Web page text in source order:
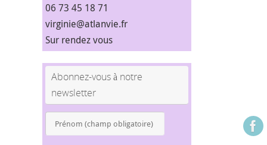
06 73 45 18 71
virginie@atlanvie.fr
Sur rendez vous
Abonnez-vous à notre
newsletter
Prénom
(champ